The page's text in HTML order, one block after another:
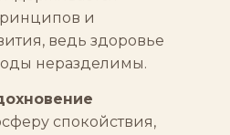
и
ведь здоровье
неразделимы.
спокойствия,